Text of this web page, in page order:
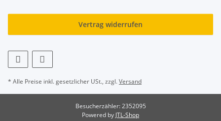
Vertrag widerrufen
* Alle Preise inkl. gesetzlicher USt., zzgl.Versand
Besucherzähler: 2352095
Powered by JTL-Shop